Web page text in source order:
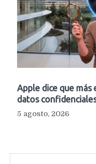
Apple dice que más
datos
5 agosto, 2026